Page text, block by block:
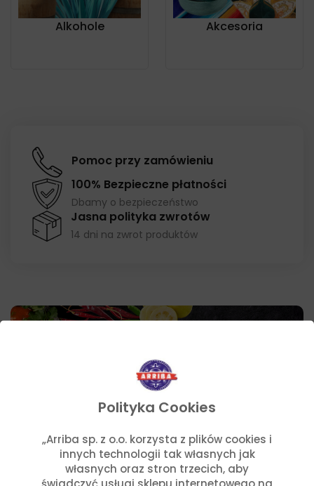
Polityka Cookies
„Arriba sp. z o.o. korzysta z plików cookies i
innych technologii tak własnych jak
własnych oraz stron trzecich, aby
Alkohole Akcesoria
Pomoc przy zamówieniu
100% Bezpieczne płatności
Dbamy o bezpieczeństwo
Jasna polityka zwrotów
14 dni na zwrot produktów
Gorące promocje